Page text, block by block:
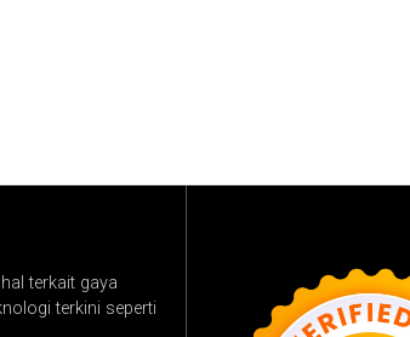
terkait gaya
terkini seperti